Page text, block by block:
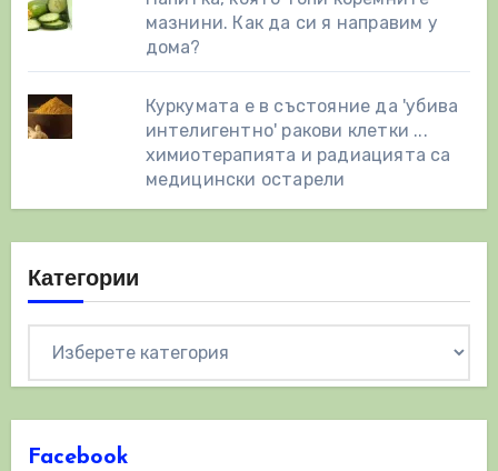
мазнини. Как да си я направим у
дома?
Куркумата е в състояние да 'убива
интелигентно' ракови клетки ...
химиотерапията и радиацията са
медицински остарели
Категории
Facebook